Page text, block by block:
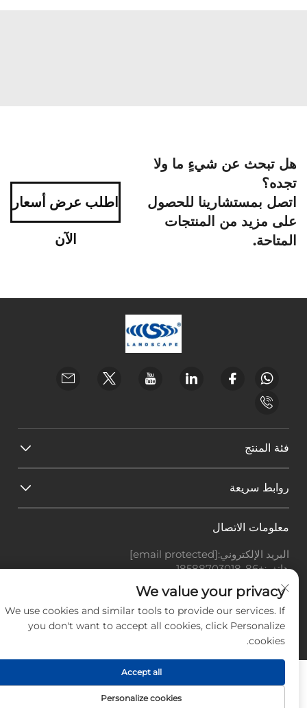
هل تبحث عن شيءٍ ما ولا
تجده؟
اتصل بمستشارينا للحصول
على مزيد من المنتجات
المتاحة.
اطلب عرض أسعار
الآن
فئة المنتج
روابط سريعة
معلومات الاتصال
البريد الإلكتروني:[email protected]
هاتف:+86-18588703018
Office add : غرفة 414، رقم 125، طريق هوانغيوان، منطقة
باييون، مدينة قوانغتشو، مقاطعة قوانغدونغ
حقوق النشر © شركة قوانغتشو لاندسكيب للتكنولوجيا
المحدودة، جميع الحقوق محفوظة. -
We value your privacy
We use cookies and similar tools to provide our services. If
you don't want to accept all cookies, click Personalize
cookies.
Personalize cookies
Accept all